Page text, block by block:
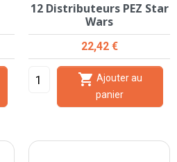
12 Distributeurs PEZ Star
Wars
Prix
22,42 €

panier